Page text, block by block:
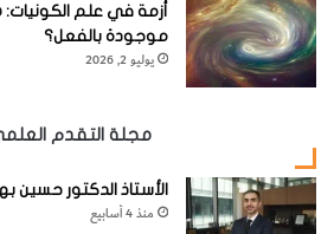
أزمة في علم الكونيات:
موجودة بالفعل؟
يوليو 2, 2026
مجلة التقدم
الأستاذ الدكتور حسين
منذ 4 أسابيع